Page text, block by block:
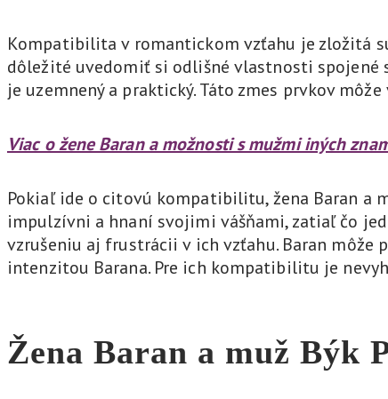
Kompatibilita v romantickom vzťahu je zložitá
dôležité uvedomiť si odlišné vlastnosti spojené
je uzemnený a praktický. Táto zmes prvkov
Viac o žene Baran a možnosti s mužmi iných
Pokiaľ ide o citovú kompatibilitu, žena Baran a
impulzívni a hnaní svojimi vášňami, zatiaľ čo
vzrušeniu aj frustrácii v ich vzťahu. Baran môže
intenzitou Barana. Pre ich kompatibilitu je
Žena Baran a muž Býk